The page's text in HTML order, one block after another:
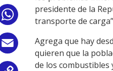
WhatsApp
Email
presidente de la
transporte de
Agrega que hay
quieren que la
de los combustibles